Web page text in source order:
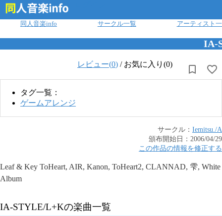
同人音楽info サークル一覧 アーティスト
IA-
レビュー(0) / お気に入り(0)
タグ一覧：
ゲームアレンジ
サークル： Iemitsu./A
頒布開始日： 2006/04/29
この作品の情報を修正する
Leaf & Key ToHeart, AIR, Kanon, ToHeart2, CLANNAD, 雫, White
Album
IA-STYLE/L+Kの楽曲一覧